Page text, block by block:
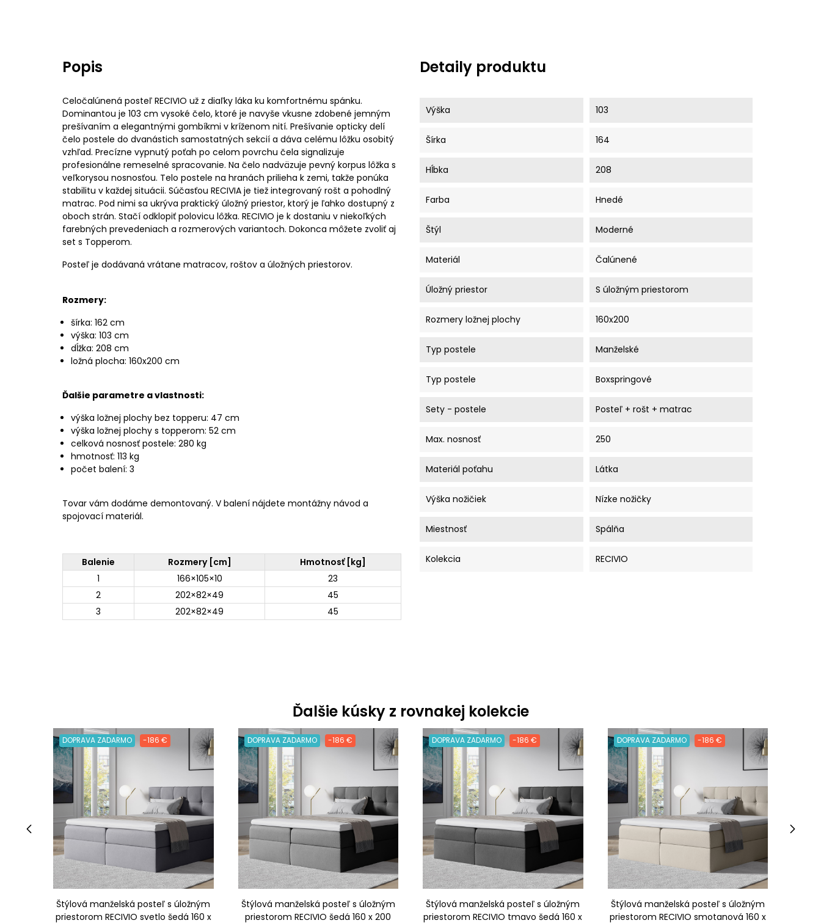
Popis
Celočalúnená posteľ RECIVIO už z diaľky láka ku komfortnému spánku.
Dominantou je 103 cm vysoké čelo, ktoré je navyše vkusne zdobené jemným
prešívaním a elegantnými gombíkmi v kríženom nití. Prešívanie opticky delí
čelo postele do dvanástich samostatných sekcií a dáva celému lôžku osobitý
vzhľad. Precízne vypnutý poťah po celom povrchu čela signalizuje
profesionálne remeselné spracovanie. Na čelo nadväzuje pevný korpus lôžka s
veľkorysou nosnosťou. Telo postele na hranách prilieha k zemi, takže ponúka
stabilitu v každej situácii. Súčasťou RECIVIA je tiež integrovaný rošt a pohodlný
matrac. Pod nimi sa ukrýva praktický úložný priestor, ktorý je ľahko dostupný z
oboch strán. Stačí odklopiť polovicu lôžka. RECIVIO je k dostaniu v niekoľkých
farebných prevedeniach a rozmerových variantoch. Dokonca môžete zvoliť aj
set s Topperom.
Posteľ je dodávaná vrátane matracov, roštov a úložných priestorov.
Rozmery:
šírka: 162 cm
výška: 103 cm
dĺžka: 208 cm
ložná plocha: 160x200 cm
Ďalšie parametre a vlastnosti:
výška ložnej plochy bez topperu: 47 cm
výška ložnej plochy s topperom: 52 cm
celková nosnosť postele: 280 kg
hmotnosť: 113 kg
počet balení: 3
Tovar vám dodáme demontovaný. V balení nájdete montážny návod a
spojovací materiál.
Balenie Rozmery [cm]
Hmotnosť [kg]
1
166×105×10
23
2
202×82×49
45
3
202×82×49 45
Detaily produktu
Výška 103
Šírka 164
Hĺbka 208
Farba Hnedé
Štýl Moderné
Materiál Čalúnené
Úložný priestor S úložným priestorom
Rozmery ložnej plochy 160x200
Typ postele Manželské
Typ postele Boxspringové
Sety - postele Posteľ + rošt + matrac
Max. nosnosť 250
Materiál poťahu Látka
Výška nožičiek Nízke nožičky
Miestnosť Spálňa
Kolekcia RECIVIO
Ďalšie kúsky z rovnakej kolekcie
DOPRAVA ZADARMO -186 €
Štýlová manželská posteľ s úložným
priestorom RECIVIO svetlo šedá 160 x
DOPRAVA ZADARMO -186 €
Štýlová manželská posteľ s úložným
priestorom RECIVIO šedá 160 x 200
DOPRAVA ZADARMO -186 €
Štýlová manželská posteľ s úložným
priestorom RECIVIO tmavo šedá 160 x
DOPRAVA ZADARMO -186 €
Štýlová manželská posteľ s úložným
priestorom RECIVIO smotanová 160 x